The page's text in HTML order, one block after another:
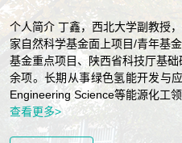
个人简介 丁鑫，西北大学副教授
家自然科学基金面上项目/青年基
基金重点项目、陕西省科技厅基
余项。长期从事绿色氢能开发与
Engineering Science等能源化工
查看更多>